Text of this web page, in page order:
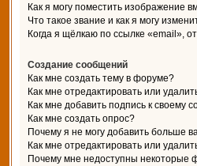
Как я могу поместить изображение
Что такое звание и как я могу
Когда я щёлкаю по ссылке «email»,
Создание сообщений
Как мне создать тему в форуме?
Как мне отредактировать или
Как мне добавить подпись к своему
Как мне создать опрос?
Почему я не могу добавить больше
Как мне отредактировать или
Почему мне недоступны некоторые